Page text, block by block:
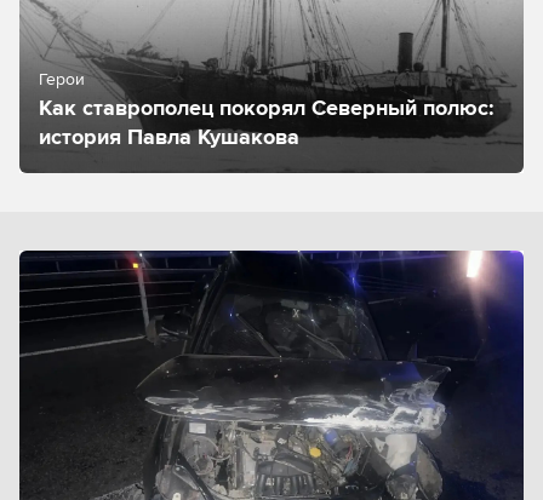
Герои
Как ставрополец покорял Северный полюс:
история Павла Кушакова